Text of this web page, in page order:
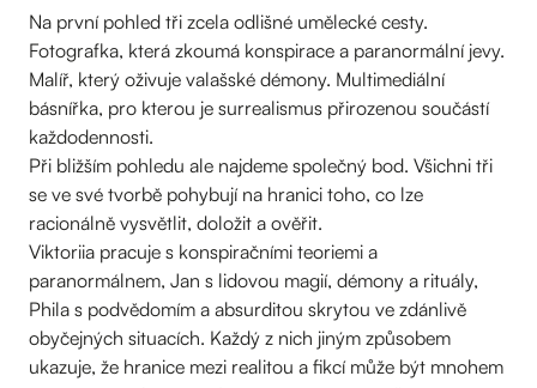
Na první pohled tři zcela odlišné umělecké cesty.
Fotografka, která zkoumá konspirace a paranormální jevy.
Malíř, který oživuje valašské démony. Multimediální
básnířka, pro kterou je surrealismus přirozenou součástí
každodennosti.
Při bližším pohledu ale najdeme společný bod. Všichni tři
se ve své tvorbě pohybují na hranici toho, co lze
racionálně vysvětlit, doložit a ověřit.
Viktoriia pracuje s konspiračními teoriemi a
paranormálnem, Jan s lidovou magií, démony a rituály,
Phila s podvědomím a absurditou skrytou ve zdánlivě
obyčejných situacích. Každý z nich jiným způsobem
ukazuje, že hranice mezi realitou a fikcí může být mnohem